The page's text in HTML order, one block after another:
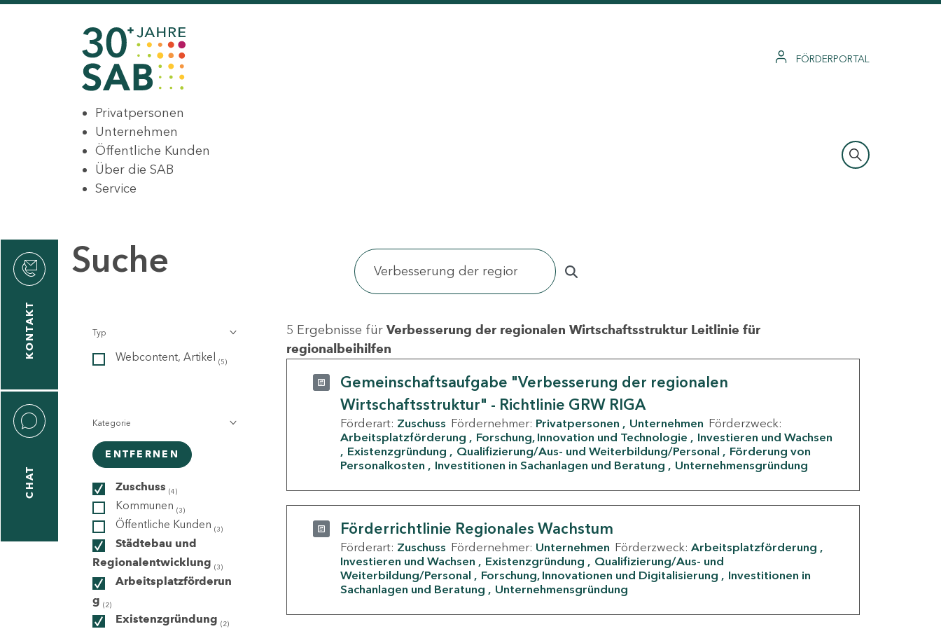
FÖRDERPORTAL
Privatpersonen
Unternehmen
Öffentliche Kunden
Über die SAB
Service
KONTAKT
CHAT
Suche
Typ
Webcontent, Artikel (5)
Kategorie
ENTFERNEN
Zuschuss (4)
Kommunen (3)
Öffentliche Kunden (3)
Städtebau und
Regionalentwicklung (3)
Arbeitsplatzförderun
g (2)
Existenzgründung (2)
5 Ergebnisse für Verbesserung der regionalen Wirtschaftsstruktur Leitlinie für
regionalbeihilfen
Gemeinschaftsaufgabe "Verbesserung der regionalen
Wirtschaftsstruktur" - Richtlinie GRW RIGA
Förderart: Zuschuss Fördernehmer: Privatpersonen Unternehmen Förderzweck:
Arbeitsplatzförderung
Forschung, Innovation und Technologie
Investieren und Wachsen
Existenzgründung
Qualifizierung/Aus- und Weiterbildung/Personal
Förderung von
Personalkosten
Investitionen in Sachanlagen und Beratung Unternehmensgründung
Förderrichtlinie Regionales Wachstum
Förderart: Zuschuss Fördernehmer: Unternehmen Förderzweck: Arbeitsplatzförderung
Investieren und Wachsen
Existenzgründung
Qualifizierung/Aus- und
Weiterbildung/Personal
Forschung, Innovationen und Digitalisierung
Investitionen in
Sachanlagen und Beratung
Unternehmensgründung